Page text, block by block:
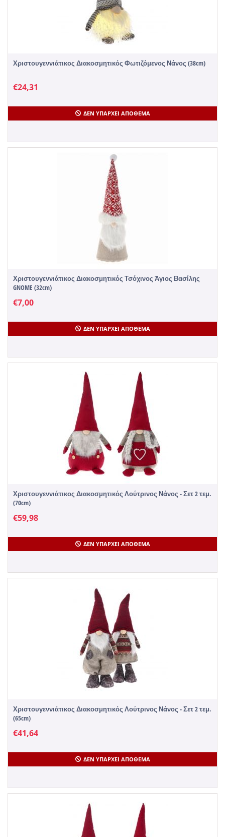
Χριστουγεννιάτικος Διακοσμητικός Φωτιζόμενος Νάνος (38cm)
€24,31
ΔΕΝ ΥΠΆΡΧΕΙ ΑΠΌΘΕΜΑ
Χριστουγεννιάτικος Διακοσμητικός Τσόχινος Άγιος Βασίλης
GNOME (32cm)
€7,00
ΔΕΝ ΥΠΆΡΧΕΙ ΑΠΌΘΕΜΑ
Χριστουγεννιάτικος Διακοσμητικός Λούτρινος Νάνος - Σετ 2 τεμ.
(70cm)
€59,98
ΔΕΝ ΥΠΆΡΧΕΙ ΑΠΌΘΕΜΑ
Χριστουγεννιάτικος Διακοσμητικός Λούτρινος Νάνος - Σετ 2 τεμ.
(65cm)
€41,64
ΔΕΝ ΥΠΆΡΧΕΙ ΑΠΌΘΕΜΑ